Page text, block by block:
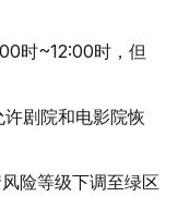
时~12:00时，但
剧院和电影院恢
险等级下调至绿区